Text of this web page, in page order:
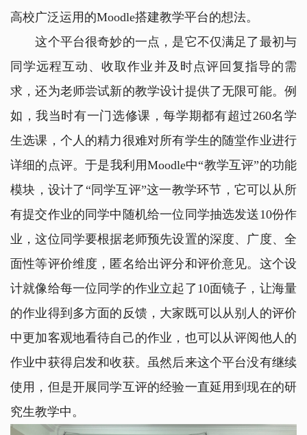
高校广泛运用的Moodle搭建教学平台的想法。
这个平台很奇妙的一点，是它不仅满足了最初与
同学远程互动、收取作业并及时点评回复指导的需
求，还为老师尝试新的教学设计提供了无限可能。例
如，我当时有一门选修课，每学期都有超过260名学
生选课，个人的精力很难对所有学生的随堂作业进行
详细的点评。于是我利用Moodle中“教学互评”的功能
模块，设计了“同学互评”这一教学环节，它可以从所
有提交作业的同学中随机给一位同学抽选发送10份作
业，这位同学要根据老师预先设置的深度、广度、全
面性等评价维度，匿名给出评分和评价意见。这个设
计就像给每一位同学的作业立起了10面镜子，让海量
的作业得到多方面的反馈，大家既可以从别人的评价
中更加客观地看待自己的作业，也可以从评阅他人的
作业中获得启发和收获。虽然后来这个平台没有继续
使用，但是开展同学互评的经验一直延用到现在的研
究生教学中。